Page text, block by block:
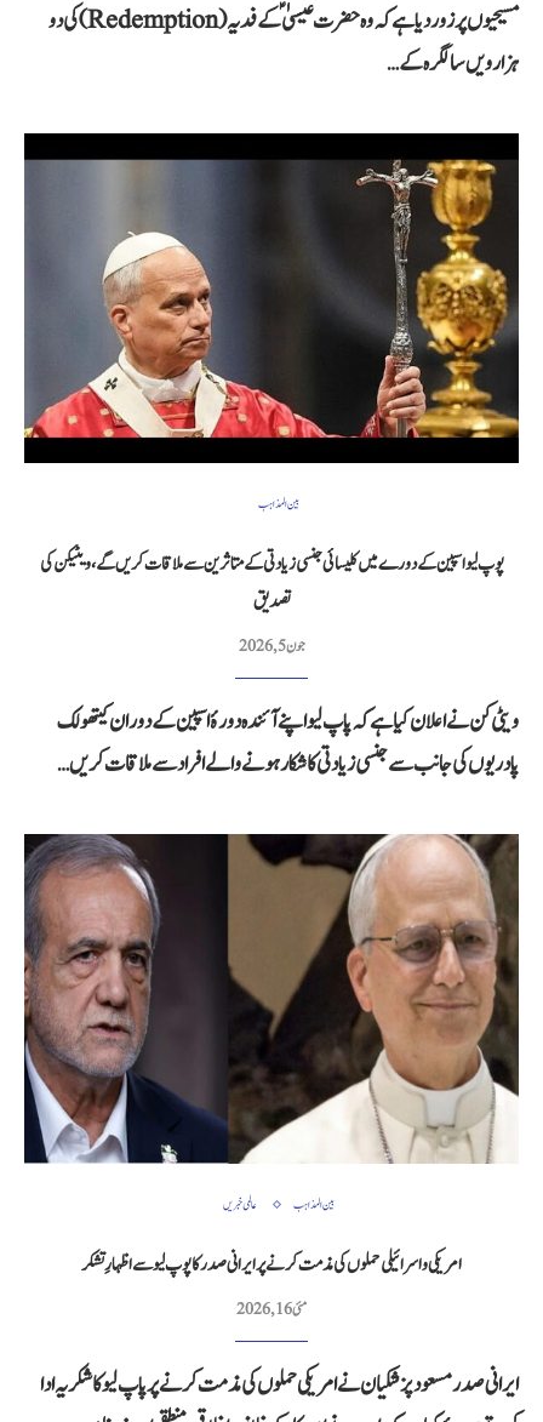
مسیحیوں پر زور دیا ہے کہ وہ حضرت عیسیٰؑ کے فدیہ (Redemption) کی دو
ہزارویں سالگرہ کے…
بین المذاہب
پوپ لیو اسپین کے دورے میں کلیسائی جنسی زیادتی کے متاثرین سے ملاقات کریں گے، ویٹیکن کی
تصدیق
جون 5, 2026
ویٹی کن نے اعلان کیا ہے کہ پاپ لیو اپنے آئندہ دورۂ اسپین کے دوران کیتھولک
پادریوں کی جانب سے جنسی زیادتی کا شکار ہونے والے افراد سے ملاقات کریں…
بین المذاہب عالمی خبریں
امریکی و اسرائیلی حملوں کی مذمت کرنے پر ایرانی صدر کا پوپ لیو سے اظہارِ تشکر
مئی 16, 2026
ایرانی صدر مسعود پزشکیان نے امریکی حملوں کی مذمت کرنے پر پاپ لیو کا شکریہ ادا